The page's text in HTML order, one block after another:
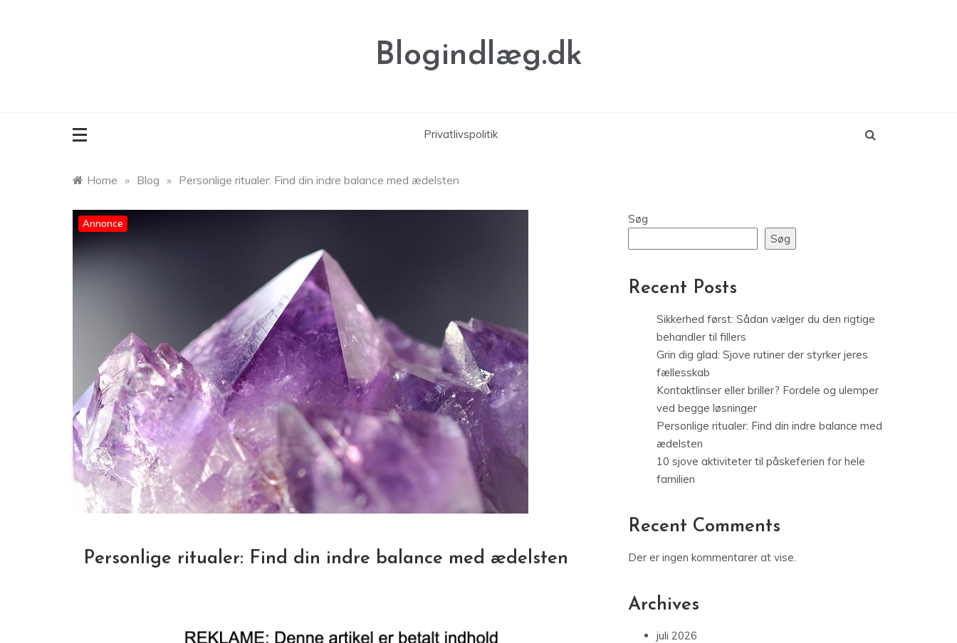
Blogindlæg.dk
Privatlivspolitik
Home » Blog » Personlige ritualer: Find din indre balance med ædelsten
Annonce
Personlige ritualer: Find din indre balance med ædelsten
Søg
Søg
Recent Posts
Sikkerhed først: Sådan vælger du den rigtige
behandler til fillers
Grin dig glad: Sjove rutiner der styrker jeres
fællesskab
Kontaktlinser eller briller? Fordele og ulemper
ved begge løsninger
Personlige ritualer: Find din indre balance med
ædelsten
10 sjove aktiviteter til påskeferien for hele
familien
Recent Comments
Der er ingen kommentarer at vise.
Archives
juli 2026